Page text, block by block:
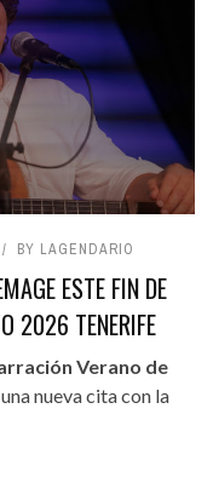
BY LAGENDARIO
ESTE FIN DE
2026 TENERIFE
Verano de
nueva cita con la